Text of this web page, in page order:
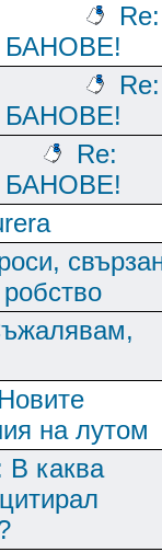
Re:
Re:
Re:
робство
на лутом
В каква